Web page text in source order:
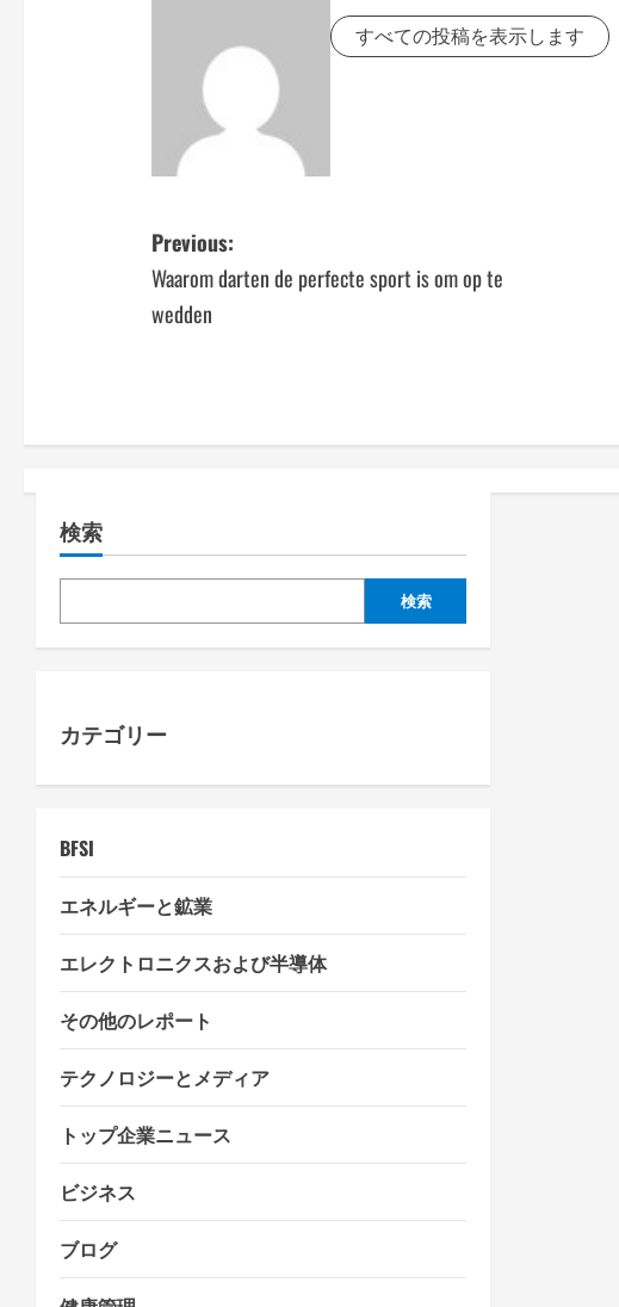
すべての投稿を表示します
P
o
n
v
i
g
t
i
n
Previous:
Waarom darten de perfecte sport is om op te
wedden
検索
検索
カテゴリー
BFSI
エネルギーと鉱業
エレクトロニクスおよび半導体
その他のレポート
テクノロジーとメディア
トップ企業ニュース
ビジネス
ブログ